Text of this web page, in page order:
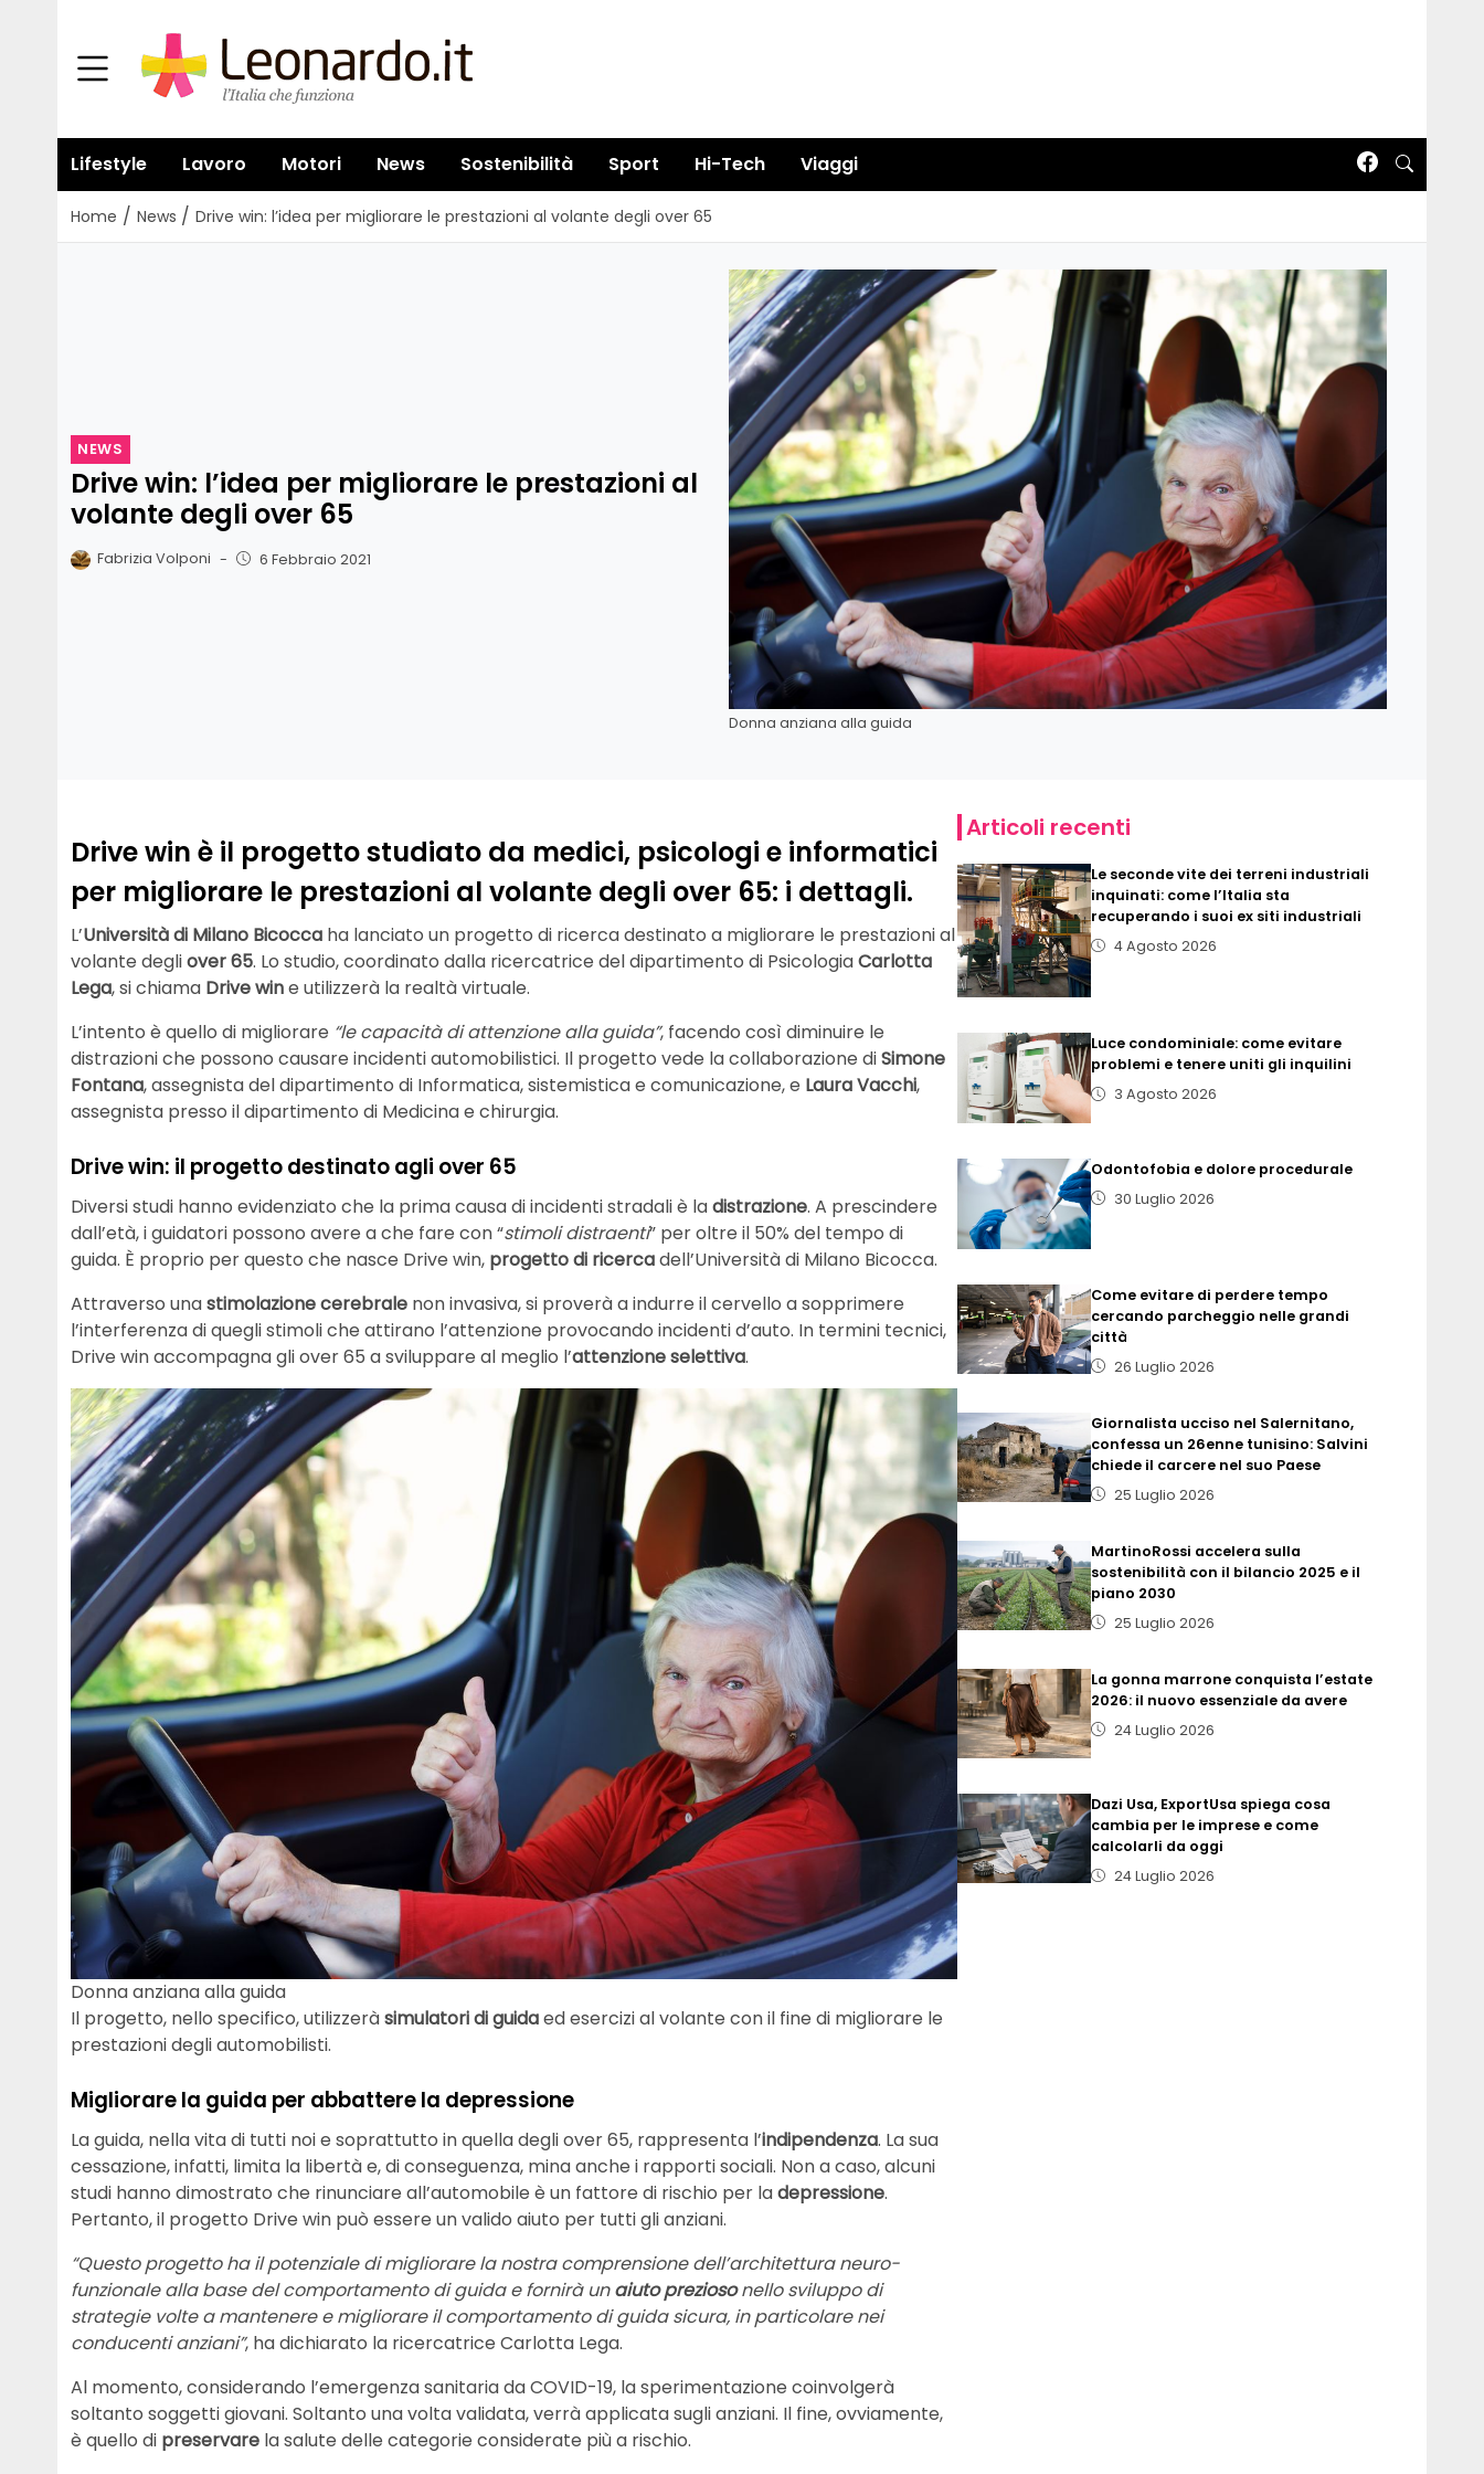
Lifestyle Lavoro Motori News Sostenibilità Sport Hi-Tech Viaggi
Home / News / Drive win: l’idea per migliorare le prestazioni al volante degli over 65
NEWS
Drive win: l’idea per migliorare le prestazioni al
volante degli over 65
Fabrizia Volponi - 6 Febbraio 2021
Donna anziana alla guida
Drive win è il progetto studiato da medici, psicologi e informatici
per migliorare le prestazioni al volante degli over 65: i dettagli.
L’Università di Milano Bicocca ha lanciato un progetto di ricerca destinato a migliorare le prestazioni al
volante degliover 65. Lo studio, coordinato dalla ricercatrice del dipartimento di PsicologiaCarlotta
Lega, si chiama Drive wine utilizzerà la realtà virtuale.
L’intento è quello di migliorare “le capacità di attenzione alla guida”, facendo così diminuire le
distrazioni che possono causare incidenti automobilistici. Il progetto vede la collaborazione diSimone
Fontana, assegnista del dipartimento di Informatica, sistemistica e comunicazione, e Laura Vacchi,
assegnista presso il dipartimento di Medicina e chirurgia.
Drive win: il progetto destinato agli over 65
Diversi studi hanno evidenziato che la prima causa di incidenti stradali è ladistrazione. A prescindere
dall’età, i guidatori possono avere a che fare con “stimoli distraenti” per oltre il 50% del tempo di
guida. È proprio per questo che nasce Drive win, progetto di ricercadell’Università di Milano Bicocca.
Attraverso unastimolazione cerebrale non invasiva, si proverà a indurre il cervello a sopprimere
l’interferenza di quegli stimoli che attirano l’attenzione provocando incidenti d’auto. In termini tecnici,
Drive win accompagna gli over 65 a sviluppare al meglio l’attenzione selettiva.
Donna anziana alla guida
Il progetto, nello specifico, utilizzeràsimulatori di guidaed esercizi al volante con il fine di migliorare le
prestazioni degli automobilisti.
Migliorare la guida per abbattere la depressione
La guida, nella vita di tutti noi e soprattutto in quella degli over 65, rappresenta l’indipendenza. La sua
cessazione, infatti, limita la libertà e, di conseguenza, mina anche i rapporti sociali. Non a caso, alcuni
studi hanno dimostrato che rinunciare all’automobile è un fattore di rischio per ladepressione.
Pertanto, il progetto Drive win può essere un valido aiuto per tutti gli anziani.
“Questo progetto ha il potenziale di migliorare la nostra comprensione dell’architettura neuro-
funzionale alla base del comportamento di guida e fornirà unaiuto preziosonello sviluppo di
strategie volte a mantenere e migliorare il comportamento di guida sicura, in particolare nei
conducenti anziani”, ha dichiarato la ricercatrice Carlotta Lega.
Al momento, considerando l’emergenza sanitaria da COVID-19, la sperimentazione coinvolgerà
soltanto soggetti giovani. Soltanto una volta validata, verrà applicata sugli anziani. Il fine, ovviamente,
è quello di preservare la salute delle categorie considerate più a rischio.
Articoli recenti
Le seconde vite dei terreni industriali
inquinati: come l’Italia sta
recuperando i suoi ex siti industriali
4 Agosto 2026
Luce condominiale: come evitare
problemi e tenere uniti gli inquilini
3 Agosto 2026
Odontofobia e dolore procedurale
30 Luglio 2026
Come evitare di perdere tempo
cercando parcheggio nelle grandi
città
26 Luglio 2026
Giornalista ucciso nel Salernitano,
confessa un 26enne tunisino: Salvini
chiede il carcere nel suo Paese
25 Luglio 2026
MartinoRossi accelera sulla
sostenibilità con il bilancio 2025 e il
piano 2030
25 Luglio 2026
La gonna marrone conquista l’estate
2026: il nuovo essenziale da avere
24 Luglio 2026
Dazi Usa, ExportUsa spiega cosa
cambia per le imprese e come
calcolarli da oggi
24 Luglio 2026